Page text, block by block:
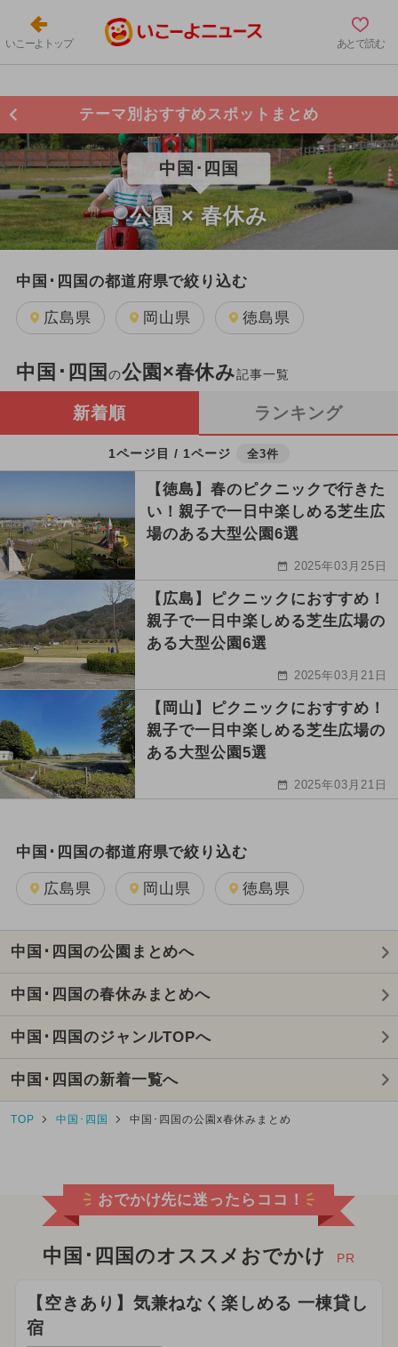
いこーよトップ あとで読む
テーマ別おすすめスポットまとめ
中国･四国
公園 × 春休み
中国･四国の都道府県で絞り込む
広島県 岡山県 徳島県
中国･四国 の公園×春休み記事一覧
新着順 ランキング
1ページ目 / 1ページ 全3件
【徳島】春のピクニックで行きた
い！親子で一日中楽しめる芝生広
場のある大型公園6選
2025年03月25日
【広島】ピクニックにおすすめ！
親子で一日中楽しめる芝生広場の
ある大型公園6選
2025年03月21日
【岡山】ピクニックにおすすめ！
親子で一日中楽しめる芝生広場の
ある大型公園5選
2025年03月21日
中国･四国の都道府県で絞り込む
広島県 岡山県 徳島県
中国･四国の公園まとめへ
中国･四国の春休みまとめへ
中国･四国のジャンルTOPへ
中国･四国の新着一覧へ
TOP 中国･四国 中国･四国の公園x春休みまとめ
おでかけ先に迷ったらココ！
中国･四国のオススメおでかけ PR
【空きあり】気兼ねなく楽しめる 一棟貸し
宿